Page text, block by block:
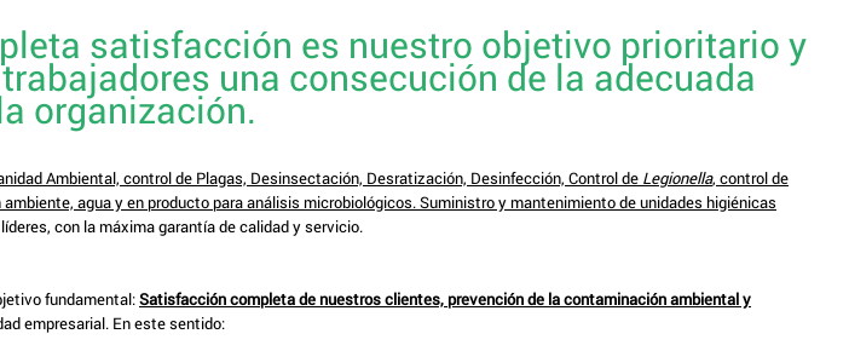
satisfacción es nuestro objetivo prioritario y
una consecución de la adecuada
organización.
Ambiental, control de Plagas, Desinsectación, Desratización, Desinfección, Control de Legionella, control de
agua y en producto para análisis microbiológicos. Suministro y mantenimiento de unidades higiénicas
con la máxima garantía de calidad y servicio.
fundamental:Satisfacción completa de nuestros clientes, prevención de la contaminación ambiental y
empresarial. En este sentido: